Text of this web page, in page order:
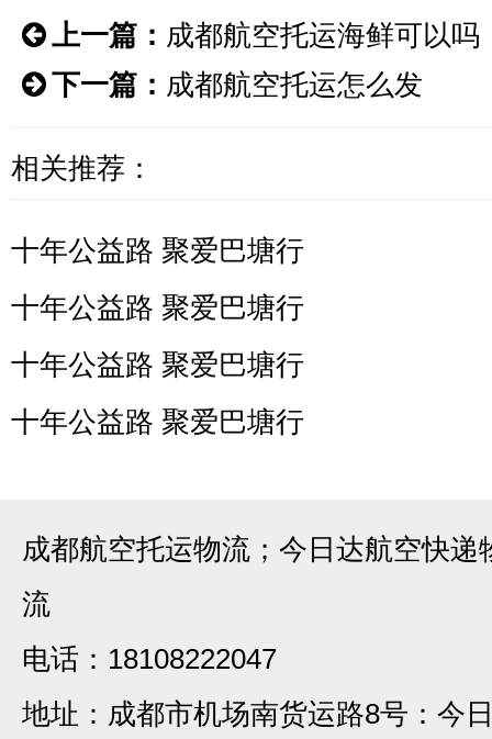
上一篇： 成都航空托运海鲜可以吗
下一篇： 成都航空托运怎么发
相关推荐：
十年公益路 聚爱巴塘行
十年公益路 聚爱巴塘行
十年公益路 聚爱巴塘行
十年公益路 聚爱巴塘行
成都航空托运物流；今日达航空快递
流
电话：18108222047
地址：成都市机场南货运路8号：今